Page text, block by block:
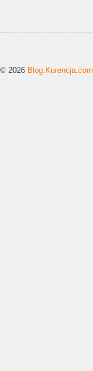
© 2026 Blog.Kurencja.com